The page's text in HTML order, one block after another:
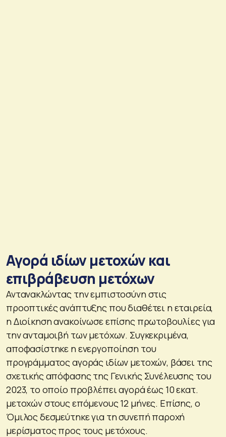
Αγορά ιδίων μετοχών και
επιβράβευση μετόχων
Αντανακλώντας την εμπιστοσύνη στις
προοπτικές ανάπτυξης που διαθέτει η εταιρεία,
η Διοίκηση ανακοίνωσε επίσης πρωτοβουλίες για
την ανταμοιβή των μετόχων. Συγκεκριμένα,
αποφασίστηκε η ενεργοποίηση του
προγράμματος αγοράς ιδίων μετοχών, βάσει της
σχετικής απόφασης της Γενικής Συνέλευσης του
2023, το οποίο προβλέπει αγορά έως 10 εκατ.
μετοχών στους επόμενους 12 μήνες. Επίσης, ο
Όμιλος δεσμεύτηκε για τη συνεπή παροχή
μερίσματος προς τους μετόχους.